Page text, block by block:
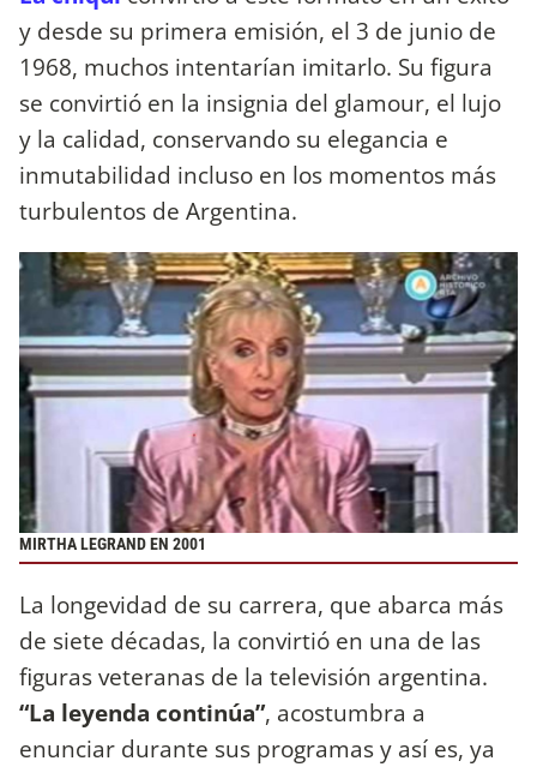
y desde su primera emisión, el 3 de junio de
1968, muchos intentarían imitarlo. Su figura
se convirtió en la insignia del glamour, el lujo
y la calidad, conservando su elegancia e
inmutabilidad incluso en los momentos más
turbulentos de Argentina.
MIRTHA LEGRAND EN 2001
La longevidad de su carrera, que abarca más
de siete décadas, la convirtió en una de las
figuras veteranas de la televisión argentina.
“La leyenda continúa”, acostumbra a
enunciar durante sus programas y así es, ya